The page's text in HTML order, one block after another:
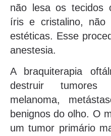
não lesa os tecidos
íris e cristalino, não
estéticas. Esse
anestesia.
A braquiterapia
destruir tumores
melanoma,
benignos do olho. O
um tumor primário